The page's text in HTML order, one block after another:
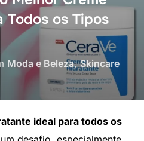
os Tipos
Moda e Beleza,Skincare
ideal para todos os